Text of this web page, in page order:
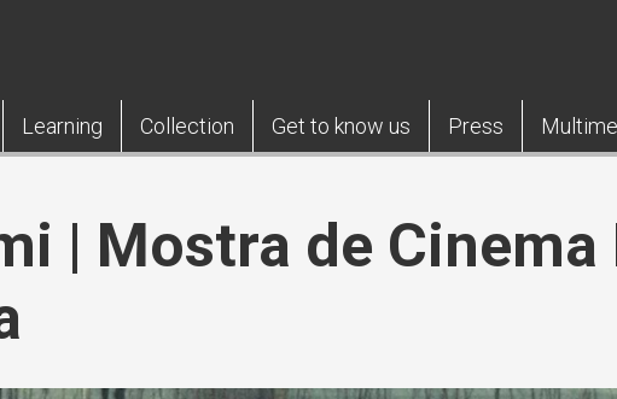
Learning Collection Get to know us Press
| Mostra de